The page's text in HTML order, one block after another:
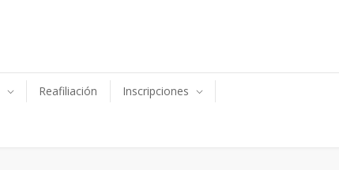
Reafiliación Inscripciones